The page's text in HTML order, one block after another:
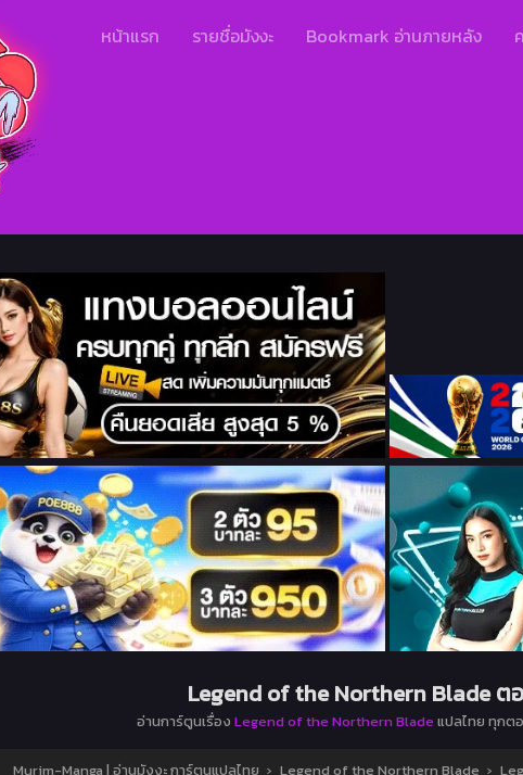
หน้าแรก รายชื่อมังงะ Bookmark อ่านภายหลัง
Legend of the Northern Blade ต
อ่านการ์ตูนเรื่อง Legend of the Northern Blade แปลไทย ทุกต
Murim-Manga | อ่านมังงะ การ์ตูนแปลไทย › Legend of the Northern Blade ›